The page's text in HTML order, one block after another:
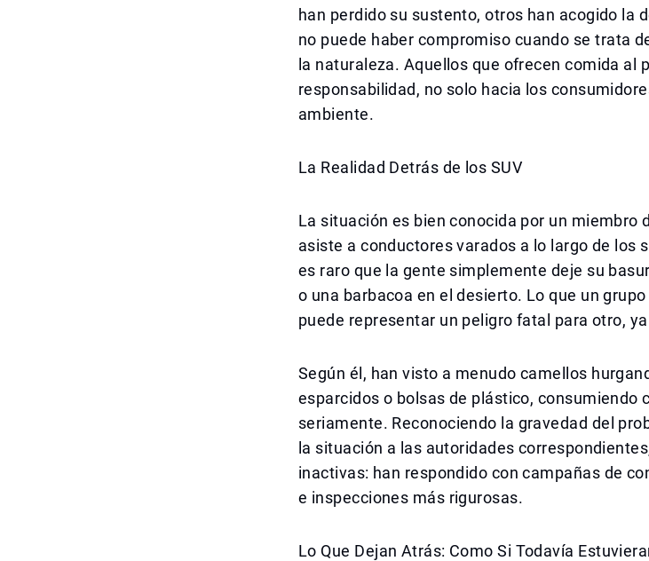
han perdido su sustento, otros han acogido la
no puede haber compromiso cuando se trata
la naturaleza. Aquellos que ofrecen comida al
responsabilidad, no solo hacia los
ambiente.
La Realidad Detrás de los SUV
La situación es bien conocida por un miembro
asiste a conductores varados a lo largo de los
es raro que la gente simplemente deje su
o una barbacoa en el desierto. Lo que un
puede representar un peligro fatal para otro,
Según él, han visto a menudo camellos
esparcidos o bolsas de plástico, consumiendo
seriamente. Reconociendo la gravedad del
la situación a las autoridades
inactivas: han respondido con campañas de
e inspecciones más rigurosas.
Lo Que Dejan Atrás: Como Si Todavía